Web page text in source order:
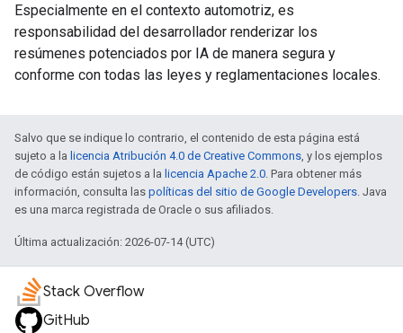
Especialmente en el contexto automotriz, es
responsabilidad del desarrollador renderizar los
resúmenes potenciados por IA de manera segura y
conforme con todas las leyes y reglamentaciones locales.
Salvo que se indique lo contrario, el contenido de esta página está
sujeto a la licencia Atribución 4.0 de Creative Commons , y los ejemplos
de código están sujetos a la licencia Apache 2.0 . Para obtener más
información, consulta las políticas del sitio de Google Developers . Java
es una marca registrada de Oracle o sus afiliados.
Última actualización: 2026-07-14 (UTC)
Stack Overflow
GitHub